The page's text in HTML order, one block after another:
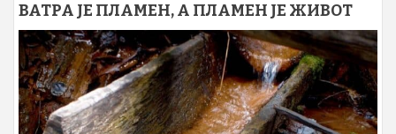
ВАТРА ЈЕ ПЛАМЕН, А ПЛАМЕН ЈЕ ЖИВОТ